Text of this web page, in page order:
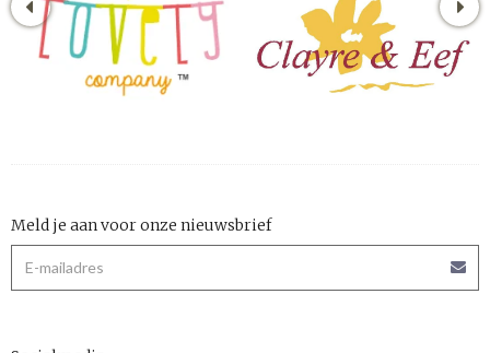
Meld je aan voor onze nieuwsbrief